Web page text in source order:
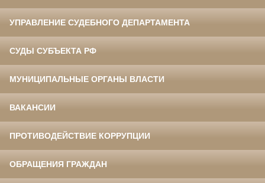
УПРАВЛЕНИЕ СУДЕБНОГО ДЕПАРТАМЕНТА
СУДЫ СУБЪЕКТА РФ
МУНИЦИПАЛЬНЫЕ ОРГАНЫ ВЛАСТИ
ВАКАНСИИ
ПРОТИВОДЕЙСТВИЕ КОРРУПЦИИ
ОБРАЩЕНИЯ ГРАЖДАН